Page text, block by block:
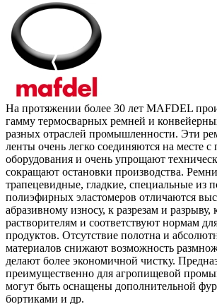
На протяжении более 30 лет MAFDEL
гамму термосварных ремней и
разных отраслей промышленности. Эти
ленты очень легко соединяются на месте
оборудования и очень упрощают
сокращают остановки производства.
трапецевидные, гладкие, специальные из
полиэфирных эластомеров отличаются
абразивному износу, к разрезам и
растворителям и соответствуют нормам
продуктов. Отсутствие полотна и
материалов снижают возможность
делают более экономичной чистку.
преимущественно для агропищевой
могут быть оснащены дополнительной
бортиками и др.